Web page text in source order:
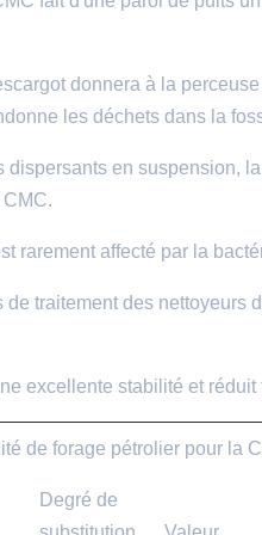
donnera à la
les déchets dans la
dispersants en suspension,
rarement affecté par la
traitement des nettoyeurs
excellente stabilité et
de forage pétrolier pour la
Degré de